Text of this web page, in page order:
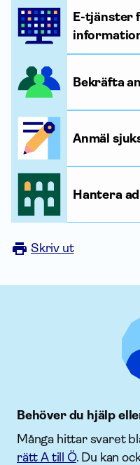
E-tjänster
Bekräfta
Anmäl
Hantera
Skriv ut
Behöver du hjälp
Många hittar svaret
rätt A till Ö. Du kan